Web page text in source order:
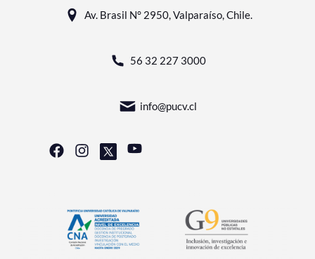
Av. Brasil N° 2950, Valparaíso, Chile.
56 32 227 3000
info@pucv.cl